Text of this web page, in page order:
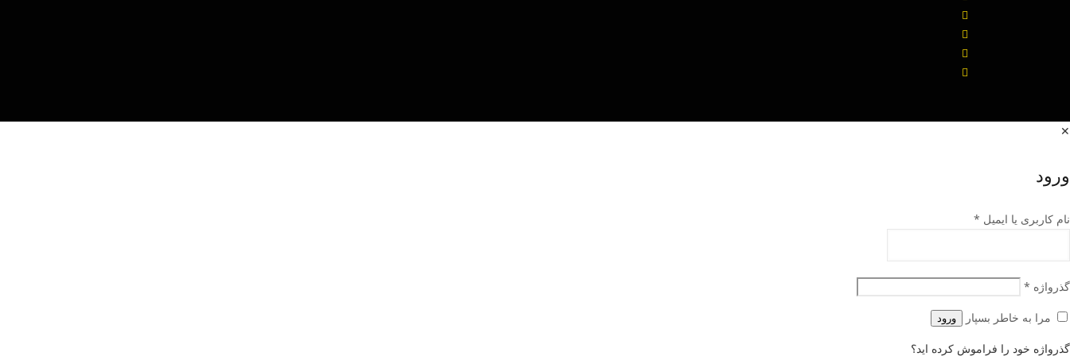
✕
ورود
نام کاربری یا ایمیل *
گذرواژه *
مرا به خاطر بسپار ورود
گذرواژه خود را فراموش کرده اید؟